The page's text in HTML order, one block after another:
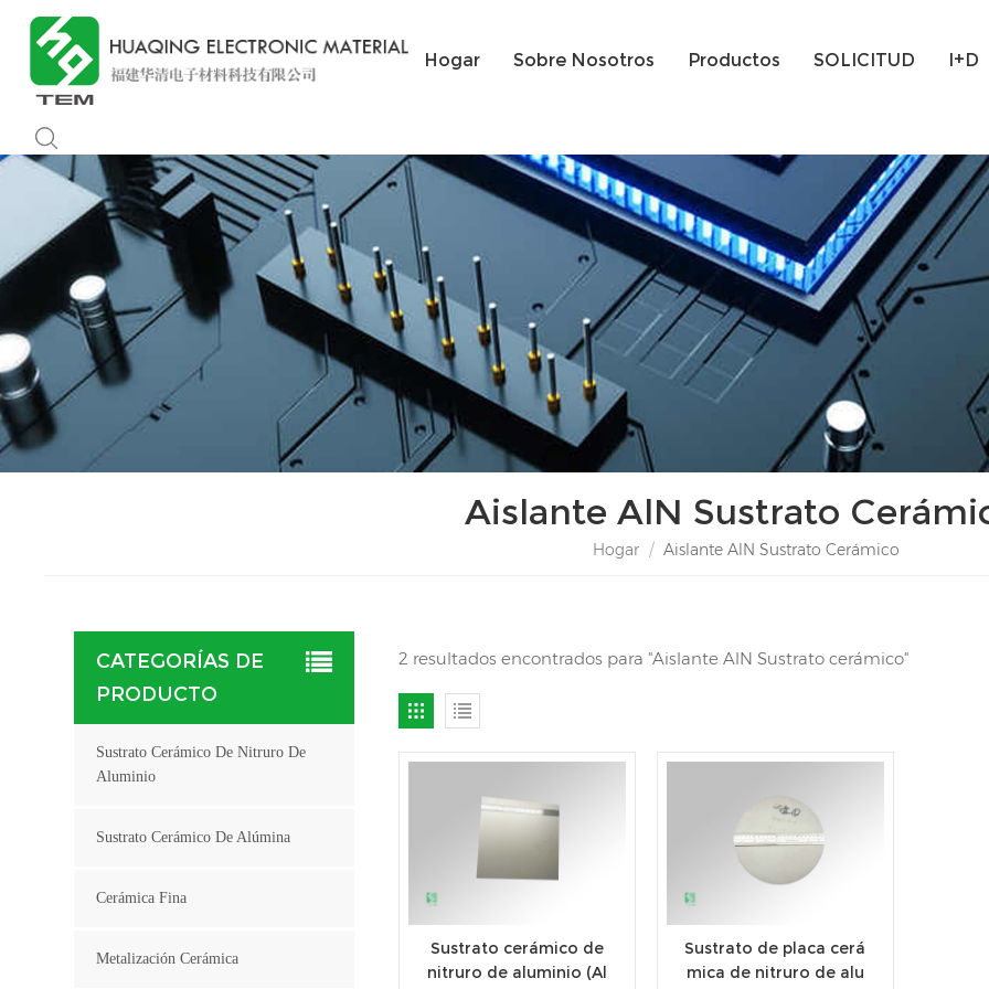
Hogar Sobre Nosotros Productos SOLICITUD I+D
Aislante AlN Sustrato
Hogar / Aislante AlN Sustrato Cerámico
2 resultados encontrados para "Aislante AlN Sustrato cerámico"
Sustrato cerámico de
nitruro de aluminio (Al
Sustrato de placa cerá
mica de nitruro de alu
CATEGORÍAS DE
PRODUCTO
Sustrato Cerámico De Nitruro De
Aluminio
Sustrato Cerámico De Alúmina
Cerámica Fina
Metalización Cerámica